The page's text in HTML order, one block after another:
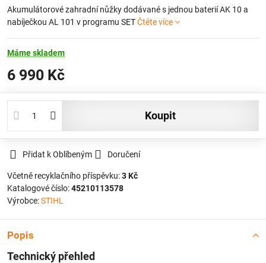
Akumulátorové zahradní nůžky dodávané s jednou baterií AK 10 a
nabíječkou AL 101 v programu SETČtěte více
Máme skladem
6 990 Kč
koupit
Přidat k Oblíbeným Doručení
Včetně recyklačního příspěvku:3 Kč
Katalogové číslo:45210113578
Výrobce:STIHL
Popis
Technický přehled